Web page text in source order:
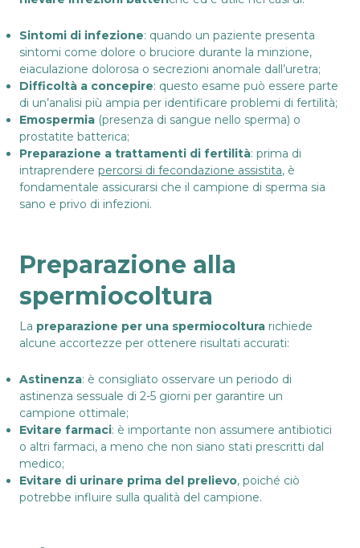
Sintomi di infezione: quando un paziente presenta
sintomi come dolore o bruciore durante la minzione,
eiaculazione dolorosa o secrezioni anomale dall’uretra;
Difficoltà a concepire: questo esame può essere parte
di un’analisi più ampia per identificare problemi di fertilità;
Emospermia (presenza di sangue nello sperma) o
prostatite batterica;
Preparazione a trattamenti di fertilità: prima di
intraprendere percorsi di fecondazione assistita, è
fondamentale assicurarsi che il campione di sperma sia
sano e privo di infezioni.
Preparazione alla
spermiocoltura
La preparazione per una spermiocoltura richiede
alcune accortezze per ottenere risultati accurati:
Astinenza: è consigliato osservare un periodo di
astinenza sessuale di 2-5 giorni per garantire un
campione ottimale;
Evitare farmaci: è importante non assumere antibiotici
o altri farmaci, a meno che non siano stati prescritti dal
medico;
Evitare di urinare prima del prelievo, poiché ciò
potrebbe influire sulla qualità del campione.